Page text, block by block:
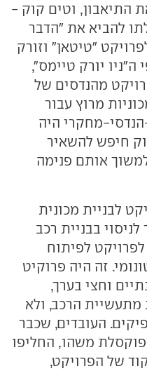
וטים קוק -
להביא את "הדבר
"טיטאן" וזורק
יורק טיימס",
מהנדסים של
מרוץ עבור
הנדסי-מחקרי היה
חיפש להשאיר
אותם פנימה
לבניית מכונית
בבניית רכב
לפרויקט לפיתוח
זה היה פרוקיט
וחצי בערך,
הרכב, ולא
העובדים, שכבר
משהו, החליפו
של הפרויקט,